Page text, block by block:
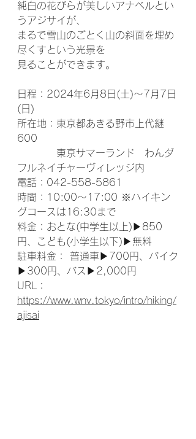
純白の花びらが美しいアナベルとい
うアジサイが、
まるで雪山のごとく山の斜面を埋め
尽くすという光景を
見ることができます。
日程：2024年6月8日(土)～7月7日
(日)
所在地：東京都あきる野市上代継
600
東京サマーランド　わんダ
フルネイチャーヴィレッジ内
電話：042-558-5861
時間：10:00～17:00 ※ハイキン
グコースは16:30まで
料金：おとな(中学生以上)▶850
円、こども(小学生以下)▶無料
駐車料金： 普通車▶700円、バイク
▶300円、バス▶2,000円
URL：
https://www.wnv.tokyo/intro/hiking/
ajisai